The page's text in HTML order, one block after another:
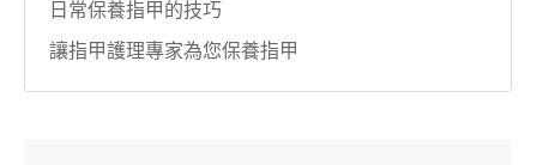
日常保養指甲的技巧
讓指甲護理專家為您保養指甲